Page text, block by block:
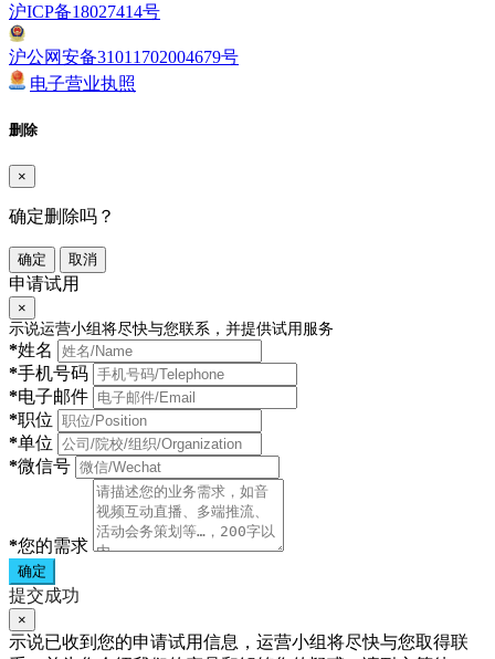
沪ICP备18027414号
沪公网安备31011702004679号
电子营业执照
删除
×
确定删除吗？
确定 取消
申请试用
×
示说运营小组将尽快与您联系，并提供试用服务
*姓名
*手机号码
*电子邮件
*职位
*单位
*微信号
*您的需求
确定
提交成功
×
示说已收到您的申请试用信息，运营小组将尽快与您取得联